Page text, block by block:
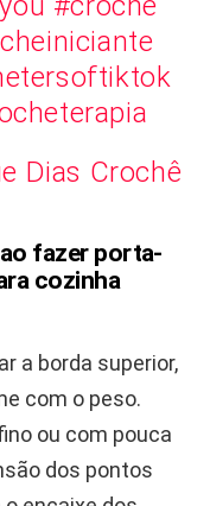
Dias Crochê
fazer porta-
cozinha
a borda superior,
com o peso.
ou com pouca
dos pontos